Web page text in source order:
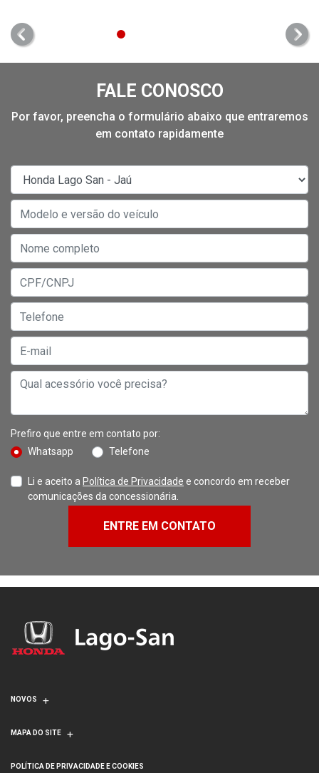
templates.template-
FALE CONOSCO
Por favor, preencha o formulário abaixo que entraremos
em contato rapidamente
Prefiro que entre em contato por:
Whatsapp
Telefone
Li e aceito a Política de Privacidade e concordo em receber
comunicações da concessionária.
ENTRE EM CONTATO
NOVOS
MAPA DO SITE
POLÍTICA DE PRIVACIDADE E COOKIES